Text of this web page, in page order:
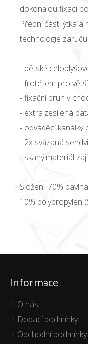
dokonalou fixaci
Přední část lýtka a
technologie
- dětské
- froté lem pro
- fixační pruh v
- extra zesílená
- odváděcí kanálky
- 2x svázaná
- skaný materiál
Složení: 70%
10% polypropylen
Informace
O nás
Dodací podmínky
Obchodní podmínky